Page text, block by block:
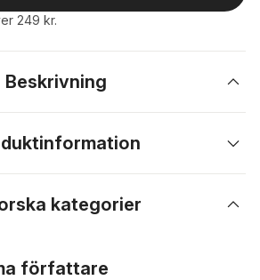
249 kr.
Beskrivning
kategorier
författare